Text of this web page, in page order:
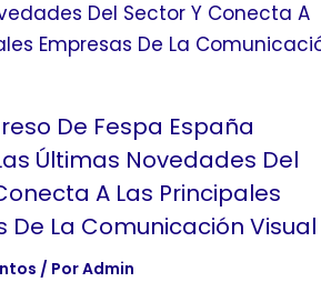
De Fespa España
Últimas Novedades Del
A Las Principales
De La Comunicación Visual
/ PorAdmin